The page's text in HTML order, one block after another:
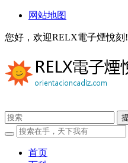
网站地图
您好，欢迎RELX電子煙悅刻!
首页